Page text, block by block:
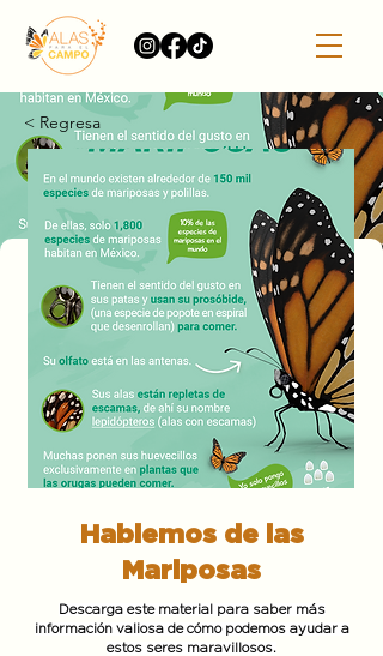
< Regresa
Hablemos de las
Mariposas
Descarga este material para saber más
información valiosa de cómo podemos ayudar a
estos seres maravillosos.